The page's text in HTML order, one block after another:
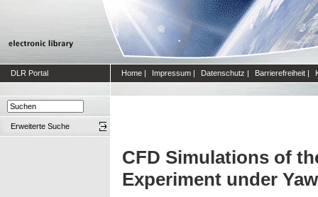
DLR Portal Home | Impressum | Datenschutz | Barrierefreiheit |
Erweiterte Suche
CFD Simulations of
Experiment under